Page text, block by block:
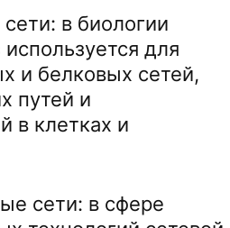
в биологии
для
и белковых сетей,
путей и
в клетках и
сети: в сфере